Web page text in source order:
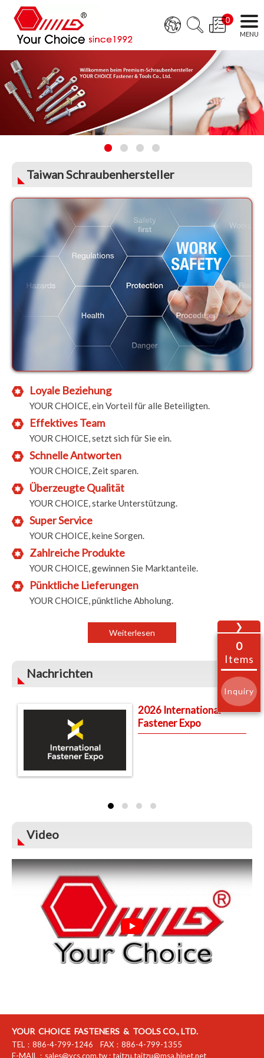
0
Taiwan Schraubenhersteller
Loyale Beziehung
YOUR CHOICE, ein Vorteil für alle Beteiligten.
Effektives Team
YOUR CHOICE, setzt sich für Sie ein.
Schnelle Antworten
YOUR CHOICE, Zeit sparen.
Überzeugte Qualität
YOUR CHOICE, starke Unterstützung.
Super Service
YOUR CHOICE, keine Sorgen.
Zahlreiche Produkte
YOUR CHOICE, gewinnen Sie Marktanteile.
Pünktliche Lieferungen
YOUR CHOICE, pünktliche Abholung.
Weiterlesen
Nachrichten
2026 International
Fastener Expo
Video
YOUR CHOICE FASTENERS & TOOLS CO., LTD.
TEL： 886-4-799-1246 FAX： 886-4-799-1355
E-MAIL： sales@ycs.com.tw;taitzu.taitzu@msa.hinet.net
❯
0
Items
Inquiry